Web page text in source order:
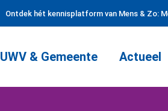
Ontdek hét kennisplatform van Mens & Zo:
UWV & Gemeente Actueel